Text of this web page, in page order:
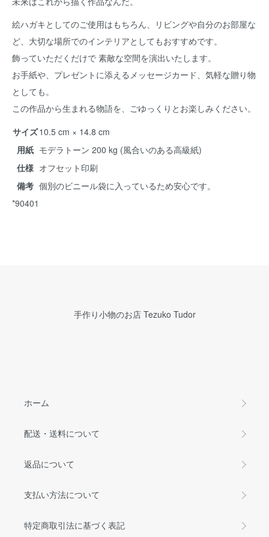
絵ハガキとしてのご使用はもちろん、リビングや自分のお部屋な
ど、大切な場所でのインテリアとしてもおすすめです。
飾っていただくだけで 素敵な空間を演出いたします。
お手紙や、プレゼントに添えるメッセージカード、気軽な贈り物
としても。
この作品から生まれる物語を、ごゆっくりとお楽しみください。
サイズ10.5 cm × 14.8 cm
用紙 モデラトーン 200 kg (風合いのある高級紙)
仕様 オフセット印刷
備考 個別のビニール袋に入っているため安心です。
*90401
手作り小物のお店 Tezuko Tudor
ホーム
配送・送料について
返品について
支払い方法について
特定商取引法に基づく表記